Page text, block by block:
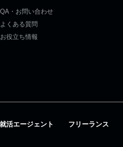
QA・お問い合わせ
よくある質問
お役立ち情報
就活エージェント フリーランス